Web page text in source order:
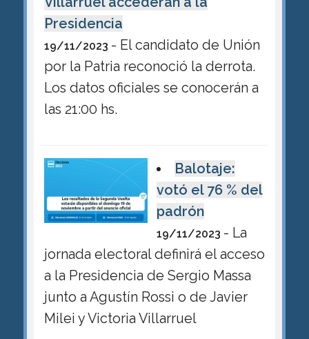
Presidencia
19/11/2023 - El candidato de Unión
por la Patria reconoció la derrota.
Los datos oficiales se conocerán a
las 21:00 hs.
Balotaje:
votó el 76 % del
padrón
19/11/2023 - La
jornada electoral definirá el acceso
a la Presidencia de Sergio Massa
junto a Agustín Rossi o de Javier
Milei y Victoria Villarruel